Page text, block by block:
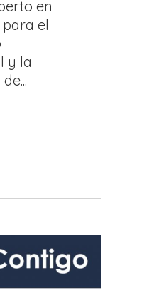
en
el
y la